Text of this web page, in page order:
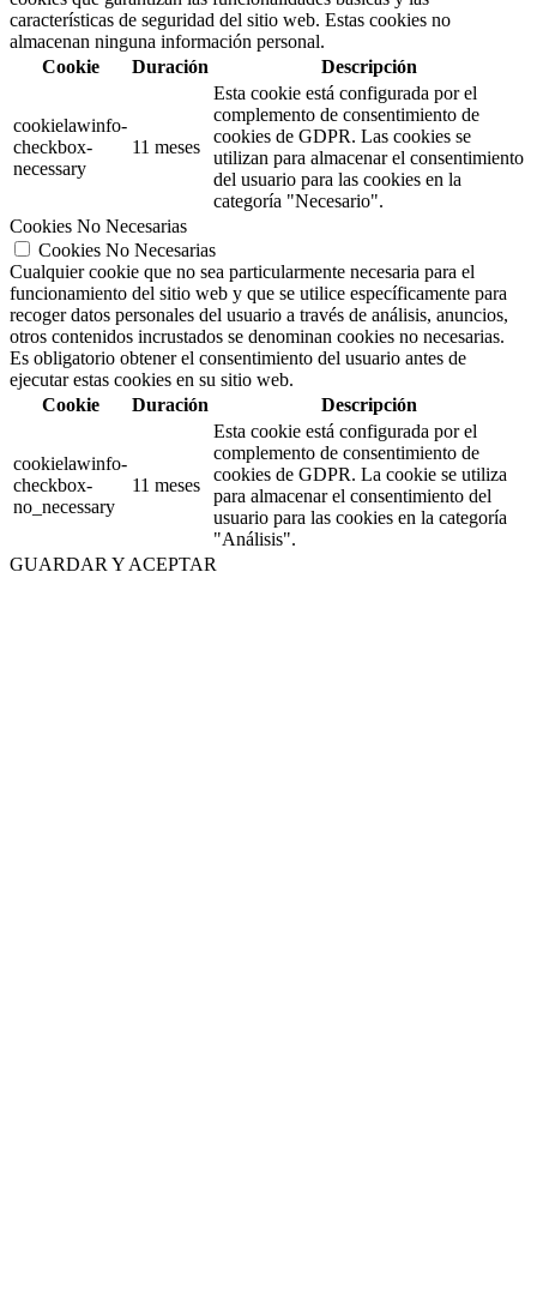
características de seguridad del sitio web. Estas cookies no
almacenan ninguna información personal.
Cookie
Duración Descripción
cookielawinfo-
checkbox-
necessary
11 meses
Esta cookie está configurada por el
complemento de consentimiento de
cookies de GDPR. Las cookies se
utilizan para almacenar el consentimiento
del usuario para las cookies en la
categoría "Necesario".
Cookies No Necesarias
Cookies No Necesarias
Cualquier cookie que no sea particularmente necesaria para el
funcionamiento del sitio web y que se utilice específicamente para
recoger datos personales del usuario a través de análisis, anuncios,
otros contenidos incrustados se denominan cookies no necesarias.
Es obligatorio obtener el consentimiento del usuario antes de
ejecutar estas cookies en su sitio web.
Cookie
Duración Descripción
cookielawinfo-
checkbox-
no_necessary
11 meses
Esta cookie está configurada por el
complemento de consentimiento de
cookies de GDPR. La cookie se utiliza
para almacenar el consentimiento del
usuario para las cookies en la categoría
"Análisis".
GUARDAR Y ACEPTAR